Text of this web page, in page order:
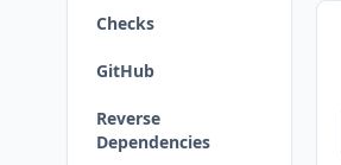
Checks
GitHub
Reverse
Dependencies